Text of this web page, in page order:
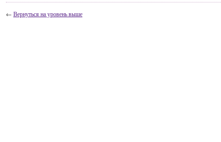
← Вернуться на уровень выше